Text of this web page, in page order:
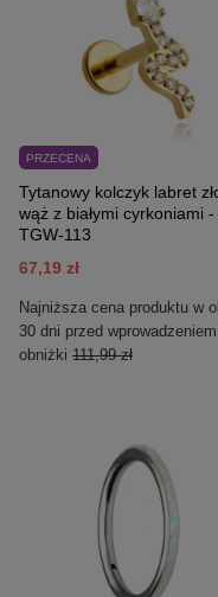
PRZECENA
Tytanowy kolczyk labret
wąż z białymi cyrkoniami -
TGW-113
67,19 zł
Najniższa cena produktu w
30 dni przed wprowadzeniem
obniżki 111,99 zł